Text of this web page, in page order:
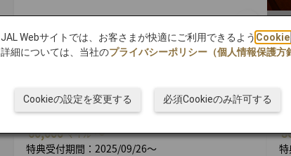
戦チケット特典
60,000マイル～
特典受付期間：2025/09/26～
JAL Webサイトでは、お客さまが快適にご利用できるよう Cookie
詳細については、当社のプライバシーポリシー（個人情報保護方
必須Cookieのみ許可する
Cookieの設定を変更する